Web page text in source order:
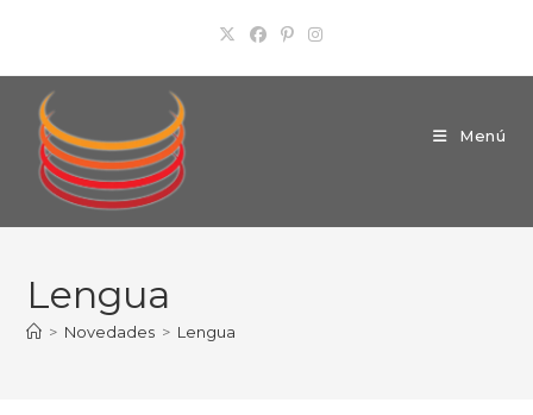
contenido
Menú
Lengua
> Novedades > Lengua